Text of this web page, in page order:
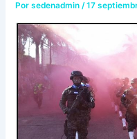
Porsedenadmin/17